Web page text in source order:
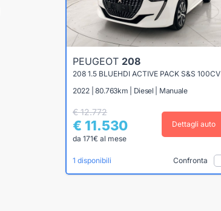
PEUGEOT 208
208 1.5 BLUEHDI ACTIVE PACK S&S 100CV
2022 | 80.763km | Diesel | Manuale
€ 12.772
€ 11.530
da 171€ al mese
Dettagli auto
1 disponibili Confronta